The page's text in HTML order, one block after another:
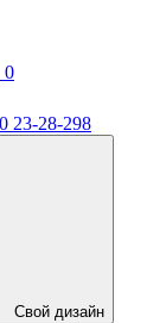
0
23-28-298
Свой дизайн